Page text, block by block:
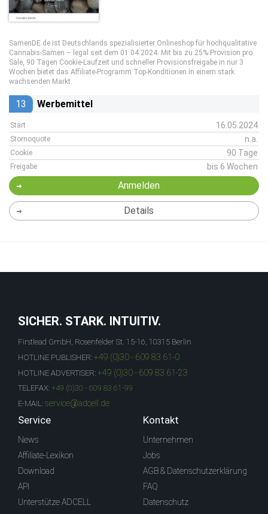
SamenDE.de ist Deutschlands spezialisierter Onlineshop für hochqualitative
Cannabis-Samen – legal seit dem 01.04.2024. Mit bis zu 25% Provision pro
Sale, 90 Tagen Cookie-Laufzeit und schneller Provisionsfreigabe in nur 3
Wochen bietet das Affiliate-Programm Top-Konditionen in einem stark
wachsenden Markt.
13 Werbemittel
Start 16.05.2024
Stornoquote n.a.
Cookie 90 Tage
Freigabe bis 6 Wochen
Anmelden
Details
SICHER. STARK. INTUITIV.
Firstlead GmbH, Rosenfelder St. 15-16, 10315 Berlin
HOTLINE PUBLISHER: +49 (0)30 - 609 83 61-0
HOTLINE ADVERTISER: +49 (0)30 - 609 83 61-23
TELEFAX: +49 (0)30 - 609 83 61-99
E-MAIL: service@adcell.de
Service
News
Affiliate-Lexikon
Download
API
Unterstütze ADCELL
Kontakt
Unternehmen
Jobs
AGB & Datenschutzerklärung
FAQ
Datenschutz